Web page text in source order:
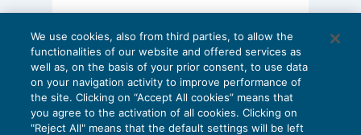
EU AI Act e studi professionali: le
scadenze concrete
27 Luglio 2026
di Diego BarberieStefano Dovier
We use cookies, also from third parties, to allow the
functionalities of our website and offered services as
well as, on the basis of your prior consent, to use data
on your navigation activity to improve performance of
the site. Clicking on “Accept All cookies” means that
you agree to the activation of all cookies. Clicking on
"Reject All" means that the default settings will be left